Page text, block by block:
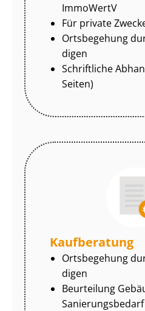
ImmoWertV
Für private
Ortsbegehung
di­gen
Schriftliche
Seiten)
Kaufberatung
Ortsbegehung
di­gen
Beurteilung
Sa­nie­rungs­be­darf